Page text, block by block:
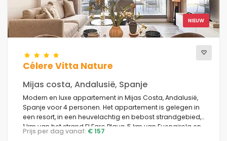
NIEUW
Célere Vitta Nature
Mijas costa, Andalusië, Spanje
Modern en luxe appartement in Mijas Costa, Andalusië,
Spanje voor 4 personen. Het appartement is gelegen in
een resort, in een heuvelachtig en bebost strandgebied,
1 km van het strand El Faro Playa, 5 km van Fuengirola en
1 km van de Middellandse Zee.
Prijs per dag vanaf: € 157